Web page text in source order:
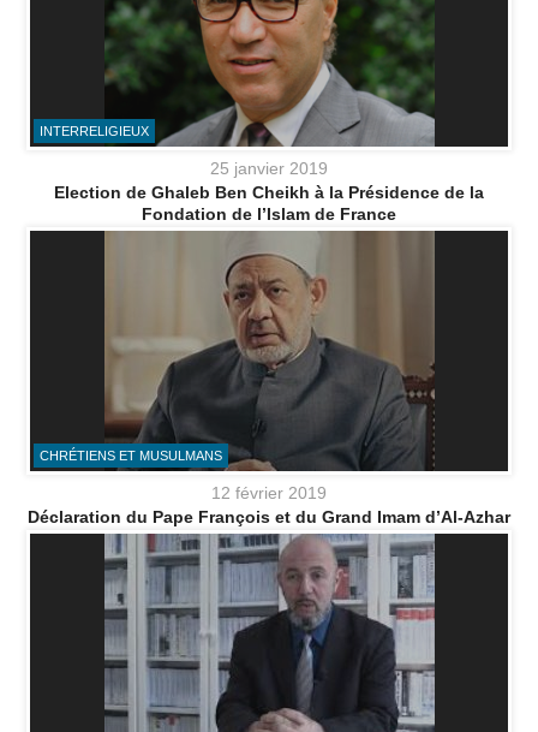
INTERRELIGIEUX
25 janvier 2019
Election de Ghaleb Ben Cheikh à la Présidence de la
Fondation de l’Islam de France
CHRÉTIENS ET MUSULMANS
12 février 2019
Déclaration du Pape François et du Grand Imam d’Al-Azhar